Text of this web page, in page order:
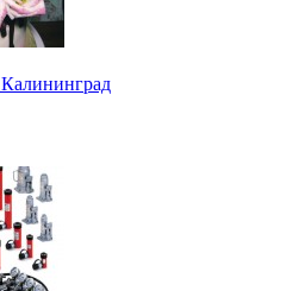
Калининград